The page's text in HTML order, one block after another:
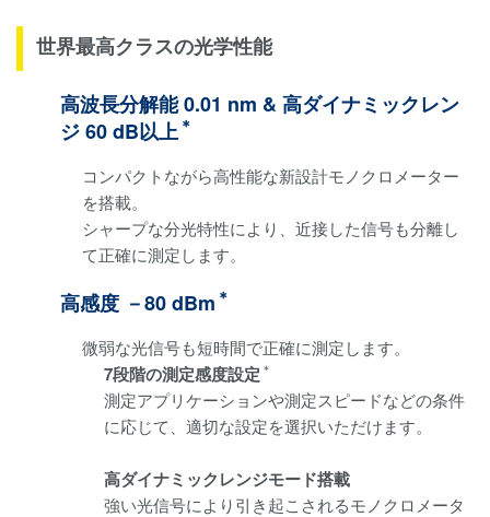
世界最高クラスの光学性能
高波長分解能 0.01 nm & 高ダイナミックレン
ジ 60 dB以上 ＊
コンパクトながら高性能な新設計モノクロメーター
を搭載。
シャープな分光特性により、近接した信号も分離し
て正確に測定します。
高感度 －80 dBm ＊
微弱な光信号も短時間で正確に測定します。
7段階の測定感度設定 ＊
測定アプリケーションや測定スピードなどの条件
に応じて、適切な設定を選択いただけます。
高ダイナミックレンジモード搭載
強い光信号により引き起こされるモノクロメータ